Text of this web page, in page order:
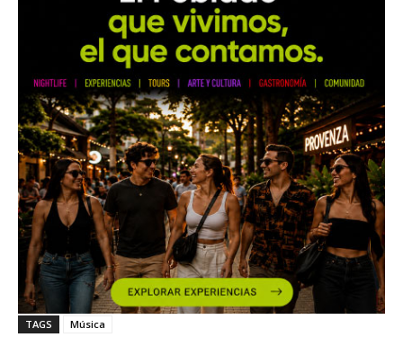
TAGS Música